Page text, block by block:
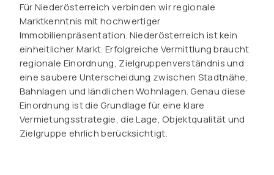
Für Niederösterreich verbinden wir regionale
Marktkenntnis mit hochwertiger
Immobilienpräsentation. Niederösterreich ist kein
einheitlicher Markt. Erfolgreiche Vermittlung braucht
regionale Einordnung, Zielgruppenverständnis und
eine saubere Unterscheidung zwischen Stadtnähe,
Bahnlagen und ländlichen Wohnlagen. Genau diese
Einordnung ist die Grundlage für eine klare
Vermietungsstrategie, die Lage, Objektqualität und
Zielgruppe ehrlich berücksichtigt.